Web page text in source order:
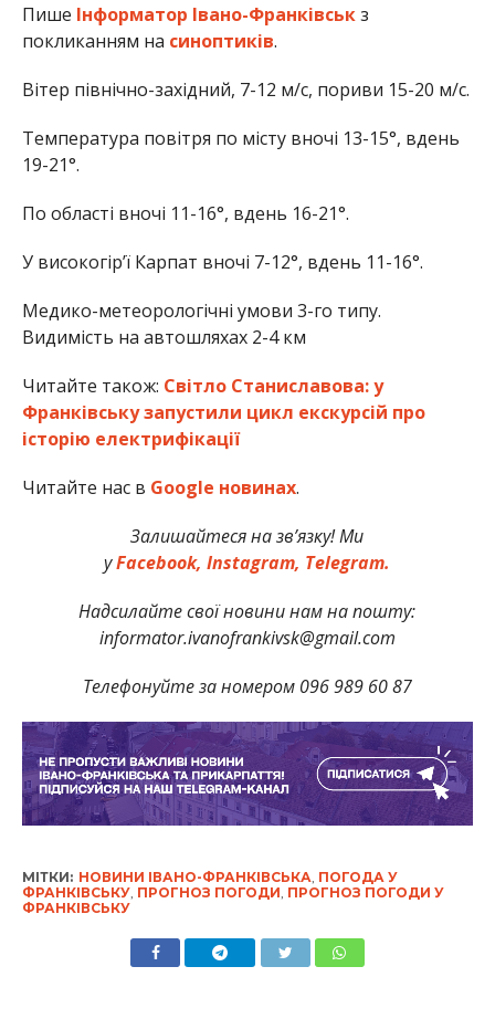
Пише Інформатор Івано-Франківськз
покликанням на синоптиків.
Вітер північно-західний, 7-12 м/с, пориви 15-20 м/с.
Температура повітря по місту вночі 13-15°, вдень
19-21°.
По області вночі 11-16°, вдень 16-21°.
У високогір’ї Карпат вночі 7-12°, вдень 11-16°.
Медико-метеорологічні умови 3-го типу.
Видимість на автошляхах 2-4 км
Читайте також: Світло Станиславова: у
Франківську запустили цикл екскурсій про
історію електрифікації
Читайте нас в Google новинах.
Залишайтеся на зв’язку! Ми
уFacebook, Instagram, Telegram.
Надсилайте свої новини нам на пошту:
informator.ivanofrankivsk@gmail.com
Телефонуйте за номером 096 989 60 87
МІТКИ: НОВИНИ ІВАНО-ФРАНКІВСЬКА ПОГОДА У
ФРАНКІВСЬКУ, ПРОГНОЗ ПОГОДИ ПРОГНОЗ ПОГОДИ У
ФРАНКІВСЬКУ